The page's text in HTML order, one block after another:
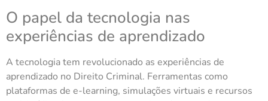
O papel da tecnologia nas
experiências de aprendizado
A tecnologia tem revolucionado as experiências de
aprendizado no Direito Criminal. Ferramentas como
plataformas de e-learning, simulações virtuais e recursos